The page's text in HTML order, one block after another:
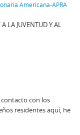
Americana-APRA
LA JUVENTUD Y AL
con los
residentes aquí, he